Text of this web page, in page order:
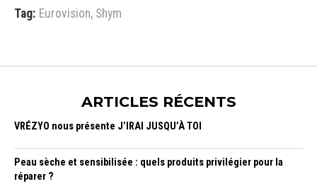
Tag: Eurovision, Shym
ARTICLES RÉCENTS
VRÉZYO nous présente J’IRAI JUSQU’À TOI
Peau sèche et sensibilisée : quels produits privilégier pour la
réparer ?